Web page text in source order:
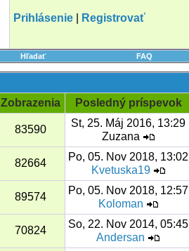
Prihlásenie
Registrovať
Hľadať FAQ
Zobrazenia
Posledný príspevok
83590
St, 25. Máj 2016, 13:29
Zuzana
82664
Po, 05. Nov 2018, 13:02
Kvetuska19
89574
Po, 05. Nov 2018, 12:57
Koloman
70824
So, 22. Nov 2014, 05:45
Andersan